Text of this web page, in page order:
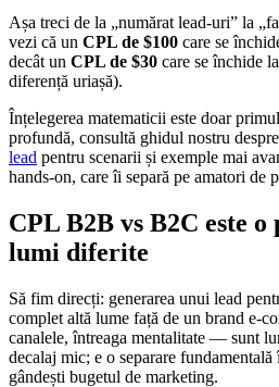
Așa treci de la „numărat lead-uri” la
vezi că un CPL de $100 care se
decât un CPL de $30 care se închide la
diferență uriașă).
Înțelegerea matematicii este doar
profundă, consultă ghidul nostru despre
lead pentru scenarii și exemple mai
hands-on, care îi separă pe amatori de
CPL B2B vs B2C este o
lumi diferite
Să fim direcți: generarea unui lead
complet altă lume față de un brand e-
canalele, întreaga mentalitate — sunt
decalaj mic; e o separare
gândești bugetul de marketing.